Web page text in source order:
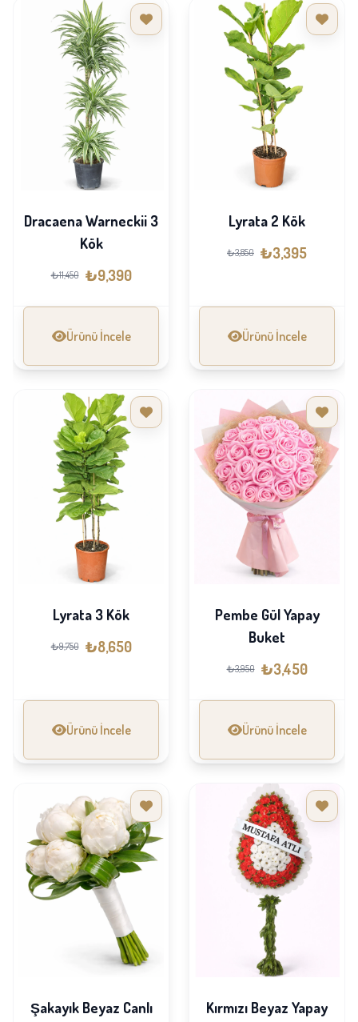
Dracaena Warneckii 3
Kök
₺11,450 ₺9,390
Ürünü İncele
Lyrata 2 Kök
₺3,850 ₺3,395
Ürünü İncele
Lyrata 3 Kök
₺9,750 ₺8,650
Ürünü İncele
Pembe Gül Yapay
Buket
₺3,950 ₺3,450
Ürünü İncele
Şakayık Beyaz Canlı
Kırmızı Beyaz Yapay